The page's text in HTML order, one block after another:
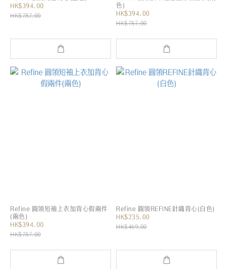
HK$394.00
HK$787.00
色)
HK$394.00
HK$787.00
Refine 圓領短袖上衣加背心假兩件
(兩色)
HK$394.00
HK$787.00
Refine 圓領REFINE針織背心(白色)
HK$235.00
HK$469.00